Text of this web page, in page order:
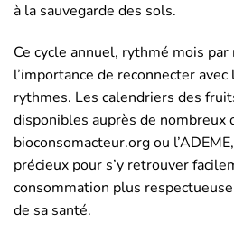
à la sauvegarde des sols.
Ce cycle annuel, rythmé mois
l’importance de reconnecter
rythmes. Les calendriers des
disponibles auprès de nombreux
bioconsomacteur.org ou
précieux pour s’y retrouver
consommation plus
de sa santé.